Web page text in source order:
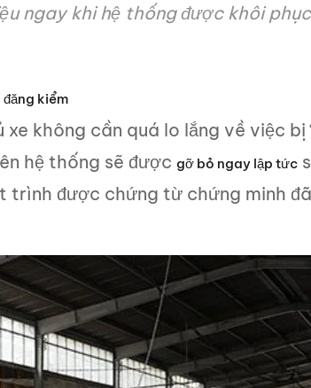
ngay khi hệ thống được khôi
kiểm
không cần quá lo lắng về việc bị
hệ thống sẽ được gỡ bỏ ngay lập tức
trình được chứng từ chứng minh